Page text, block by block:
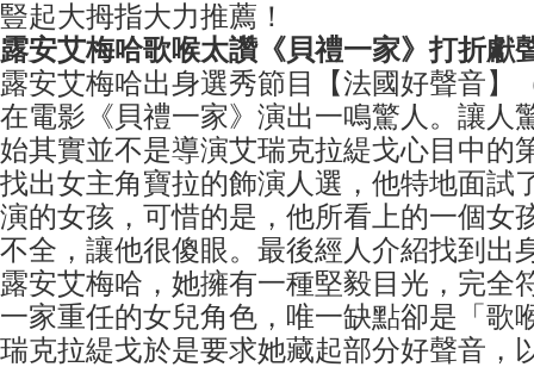
豎起大拇指大力推薦！
露安艾梅哈歌喉太讚《貝禮一家》打折獻
露安艾梅哈出身選秀節目【法國好聲音】
在電影《貝禮一家》演出一鳴驚人。讓人
始其實並不是導演艾瑞克拉緹戈心目中的
找出女主角寶拉的飾演人選，他特地面試
演的女孩，可惜的是，他所看上的一個女
不全，讓他很傻眼。最後經人介紹找到出
露安艾梅哈，她擁有一種堅毅目光，完全
一家重任的女兒角色，唯一缺點卻是「歌
瑞克拉緹戈於是要求她藏起部分好聲音，